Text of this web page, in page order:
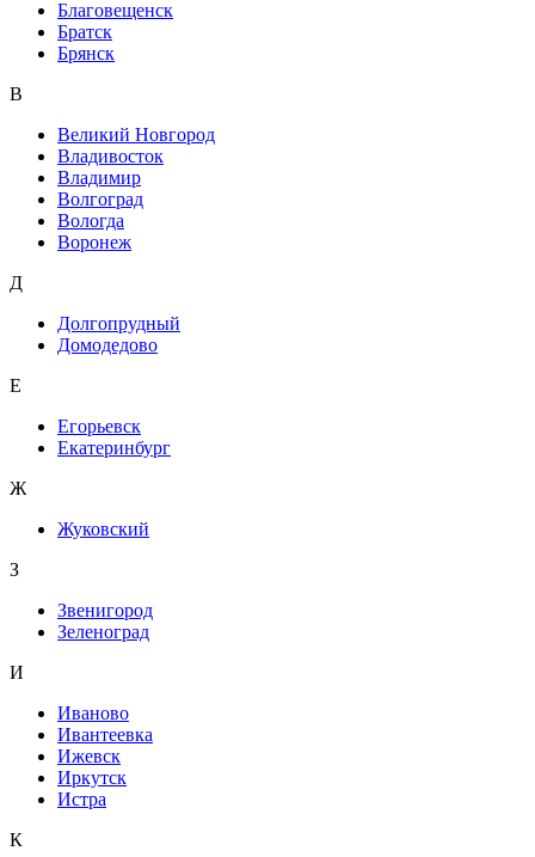
Благовещенск
Братск
Брянск
В
Великий Новгород
Владивосток
Владимир
Волгоград
Вологда
Воронеж
Д
Долгопрудный
Домодедово
Е
Егорьевск
Екатеринбург
Ж
Жуковский
З
Звенигород
Зеленоград
И
Иваново
Ивантеевка
Ижевск
Иркутск
Истра
К